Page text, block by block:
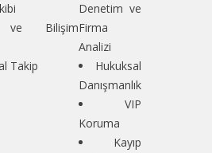
ve Bilişim
Takip
Denetim ve
Firma
Analizi
Hukuksal
Danışmanlık
VIP
Koruma
Kayıp